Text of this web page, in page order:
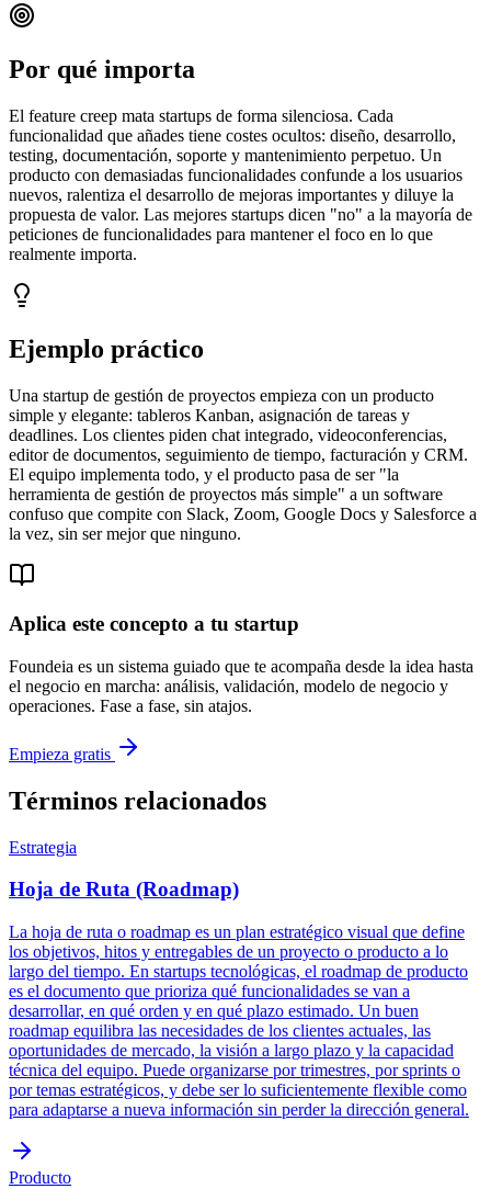
Por qué importa
El feature creep mata startups de forma silenciosa. Cada
funcionalidad que añades tiene costes ocultos: diseño, desarrollo,
testing, documentación, soporte y mantenimiento perpetuo. Un
producto con demasiadas funcionalidades confunde a los usuarios
nuevos, ralentiza el desarrollo de mejoras importantes y diluye la
propuesta de valor. Las mejores startups dicen "no" a la mayoría de
peticiones de funcionalidades para mantener el foco en lo que
realmente importa.
Ejemplo práctico
Una startup de gestión de proyectos empieza con un producto
simple y elegante: tableros Kanban, asignación de tareas y
deadlines. Los clientes piden chat integrado, videoconferencias,
editor de documentos, seguimiento de tiempo, facturación y CRM.
El equipo implementa todo, y el producto pasa de ser "la
herramienta de gestión de proyectos más simple" a un software
confuso que compite con Slack, Zoom, Google Docs y Salesforce a
la vez, sin ser mejor que ninguno.
Aplica este concepto a tu startup
Foundeia es un sistema guiado que te acompaña desde la idea hasta
el negocio en marcha: análisis, validación, modelo de negocio y
operaciones. Fase a fase, sin atajos.
Empieza gratis
Términos relacionados
Estrategia
Hoja de Ruta (Roadmap)
La hoja de ruta o roadmap es un plan estratégico visual que define
los objetivos, hitos y entregables de un proyecto o producto a lo
largo del tiempo. En startups tecnológicas, el roadmap de producto
es el documento que prioriza qué funcionalidades se van a
desarrollar, en qué orden y en qué plazo estimado. Un buen
roadmap equilibra las necesidades de los clientes actuales, las
oportunidades de mercado, la visión a largo plazo y la capacidad
técnica del equipo. Puede organizarse por trimestres, por sprints o
por temas estratégicos, y debe ser lo suficientemente flexible como
para adaptarse a nueva información sin perder la dirección general.
Producto